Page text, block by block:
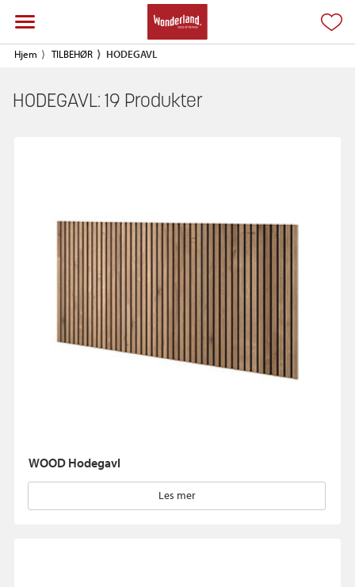
Hjem TILBEHØR HODEGAVL
HODEGAVL: 19 Produkter
WOOD Hodegavl
Les mer